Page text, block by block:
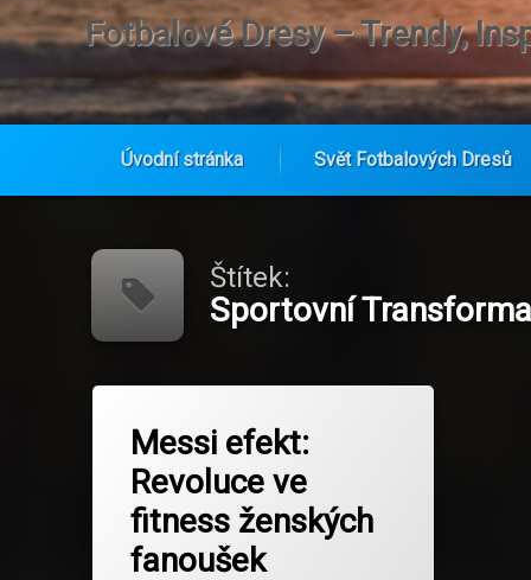
Fotbalové Dresy – Trendy,
Úvodní stránka Svět Fotbalových Dresů
Štítek:
Sportovní
Messi efekt:
Revoluce ve
fitness ženských
fanoušek
Dresy Inter Miami CF 25/26
Fitness Pro Ženy
Fotbal A Motivace